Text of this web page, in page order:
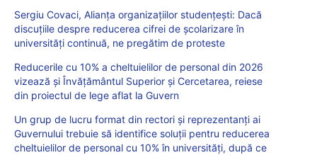
Sergiu Covaci, Alianța organizațiilor studențești: Dacă
discuțiile despre reducerea cifrei de școlarizare în
universități continuă, ne pregătim de proteste
Reducerile cu 10% a cheltuielilor de personal din 2026
vizează și Învățământul Superior și Cercetarea, reiese
din proiectul de lege aflat la Guvern
Un grup de lucru format din rectori și reprezentanți ai
Guvernului trebuie să identifice soluții pentru reducerea
cheltuielilor de personal cu 10% în universități, după ce